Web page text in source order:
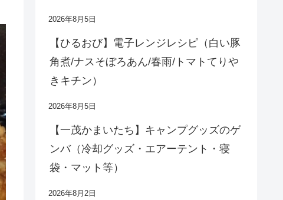
2026年8月5日
【ひるおび】電子レンジレシピ（白い豚
角煮/ナスそぼろあん/春雨/トマトてりや
きキチン）
2026年8月5日
【一茂かまいたち】キャンプグッズのゲ
ンバ（冷却グッズ・エアーテント・寝
袋・マット等）
2026年8月2日